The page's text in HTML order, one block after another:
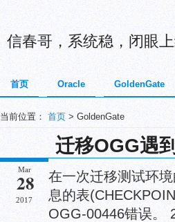
信春哥，系统稳，闭眼上
首页 Oracle GoldenGate
当前位置： 首页 > GoldenGate
迁移OGG遇
Mar
28
2017
在一次迁移测试环
息的表
OGG-00446错误。